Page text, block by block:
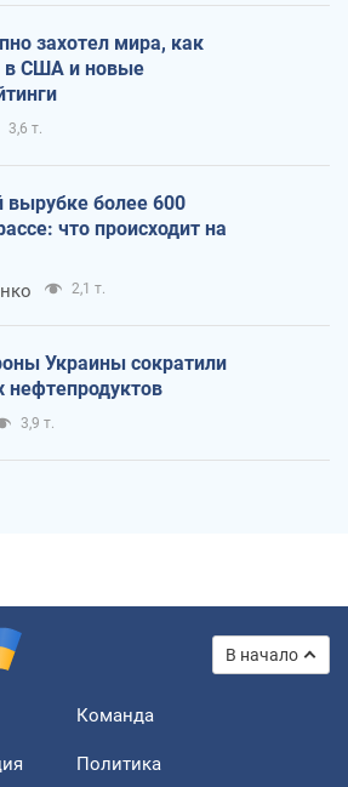
захотел мира, как
в США и новые
3,6 т.
вырубке более 600
что происходит на
2,1 т.
Украины сократили
нефтепродуктов
3,9 т.
В начало
Команда
Политика